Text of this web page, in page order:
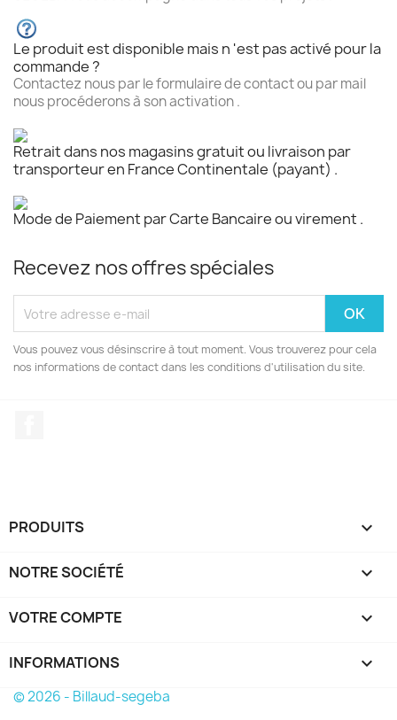
Le produit est disponible mais n 'est pas activé pour la
commande ?
Contactez nous par le formulaire de contact ou par mail
nous procéderons à son activation .
Retrait dans nos magasins gratuit ou livraison par
transporteur en France Continentale (payant) .
Mode de Paiement par Carte Bancaire ou virement .
Recevez nos offres spéciales
Vous pouvez vous désinscrire à tout moment. Vous trouverez pour cela
nos informations de contact dans les conditions d'utilisation du site.
PRODUITS 
NOTRE SOCIÉTÉ 
VOTRE COMPTE 
INFORMATIONS keyboard_arrow_down
© 2026 - Billaud-segeba